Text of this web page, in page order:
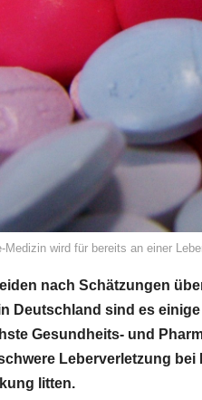
Medizin wird für bereits an einer
nach Schätzungen
Deutschland sind es
Gesundheits- und
Leberverletzung
litten.